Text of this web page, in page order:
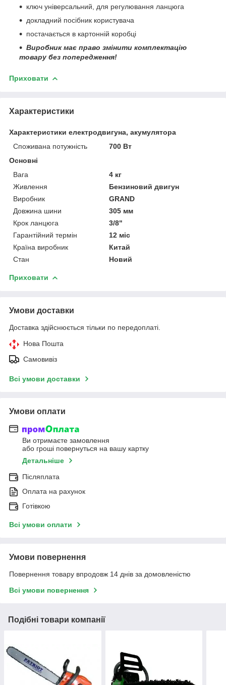
ключ універсальний, для регулювання ланцюга
докладний посібник користувача
постачається в картонній коробці
Виробник має право змінити комплектацію
товару без попередження!
Приховати
Характеристики
Характеристики електродвигуна, акумулятора
Споживана потужність
700 Вт
Основні
Вага
4 кг
Живлення
Бензиновий двигун
Виробник
GRAND
Довжина шини
305 мм
Крок ланцюга
3/8"
Гарантійний термін
12 міс
Країна виробник
Китай
Стан
Новий
Приховати
Умови доставки
Доставка здійснюється тільки по передоплаті.
Нова Пошта
Самовивіз
Всі умови доставки
Умови оплати
Ви отримаєте замовлення
або гроші повернуться на вашу картку
Детальніше
Післяплата
Оплата на рахунок
Готівкою
Всі умови оплати
Умови повернення
Повернення товару впродовж 14 днів за домовленістю
Всі умови повернення
Подібні товари компанії